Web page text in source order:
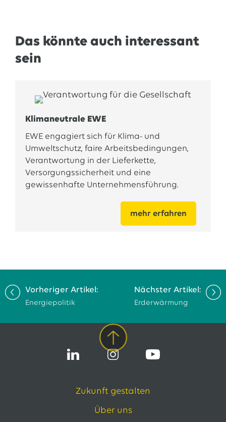
Das könnte auch interessant
sein
Klimaneutrale EWE
EWE engagiert sich für Klima- und
Umweltschutz, faire Arbeitsbedingungen,
Verantwortung in der Lieferkette,
Versorgungssicherheit und eine
gewissenhafte Unternehmensführung.
mehr erfahren
Vorheriger Artikel:
Energiepolitik
Nächster Artikel:
Erderwärmung
Zukunft gestalten
Über uns